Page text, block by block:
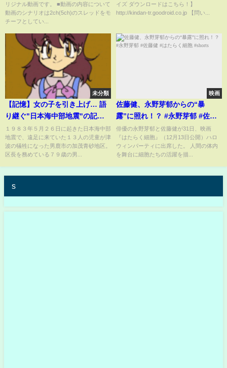
リジナル動画です。 ■動画の内容について
動画のシナリオは2ch(5ch)のスレッドをモ
チーフとしてい...
がやばかったw
イズ ダウンロードはこちら！】
http://kindan-tr.goodroid.co.jp 【問い...
未分類
【記憶】女の子を引き上げ… 語
り継ぐ"日本海中部地震"の記
憶 秋田 NNNセレクション
１９８３年５月２６日に起きた日本海中部
地震で、遠足に来ていた１３人の児童が津
波の犠牲になった男鹿市の加茂青砂地区。
区長を務めている７９歳の男...
映画
佐藤健、永野芽郁からの“暴
露”に照れ！？ #永野芽郁 #佐藤
健 #はたらく細胞 #shorts
俳優の永野芽郁と佐藤健が31日、映画
『はたらく細胞』（12月13日公開）ハロ
ウィンパーティに出席した。 人間の体内
を舞台に細胞たちの活躍を描...
s